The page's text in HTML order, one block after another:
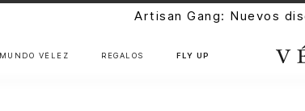
Artisan Gang: Nuevos
MUNDO VÉLEZ REGALOS FLY UP